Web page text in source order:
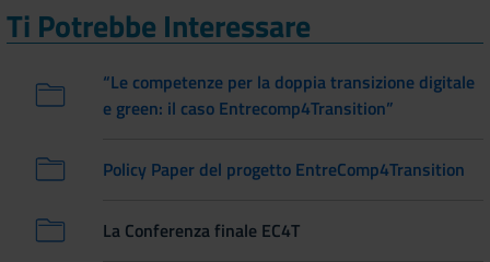
Ti Potrebbe Interessare
“Le competenze per la doppia transizione digitale
e green: il caso Entrecomp4Transition”
Policy Paper del progetto EntreComp4Transition
La Conferenza finale EC4T